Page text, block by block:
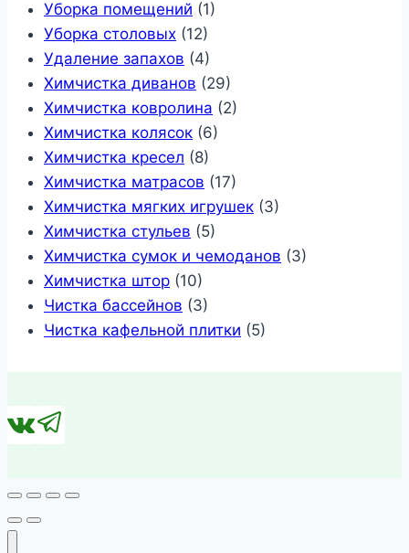
Уборка помещений (1)
Уборка столовых (12)
Удаление запахов (4)
Химчистка диванов (29)
Химчистка ковролина (2)
Химчистка колясок (6)
Химчистка кресел (8)
Химчистка матрасов (17)
Химчистка мягких игрушек (3)
Химчистка стульев (5)
Химчистка сумок и чемоданов (3)
Химчистка штор (10)
Чистка бассейнов (3)
Чистка кафельной плитки (5)